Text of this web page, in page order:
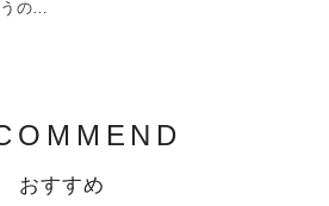
ほどいて、満たす。ぶどうのやさしい角質ケア肌に負担をかけず、やさしく整えるシュガースクラブ。スクロース（砂糖）のなめらかな粒子が古い角質を穏やかにオフし、グリセリンとマカデミアナッツ油・ホホバ油・スクワランが、うるおいのヴェールで肌を包み込みます。さらに、コメ発酵液とシラカバ樹液が肌環境を整え、ブドウ果実エキスとパイナップル果実エキスがくすみの原因にアプローチ。透明感のある、なめらかな肌へ導きます。カーネーション花エキスやカミツレ油が肌をやさしくいたわり、褐藻エキスが保湿力をサポート。洗い流したあともつっぱらず、しっとりとしたやわらかい肌へ。毎日のバスタイムが、肌も心も整うケア時間に変わります。容量：180ml
おすすめ